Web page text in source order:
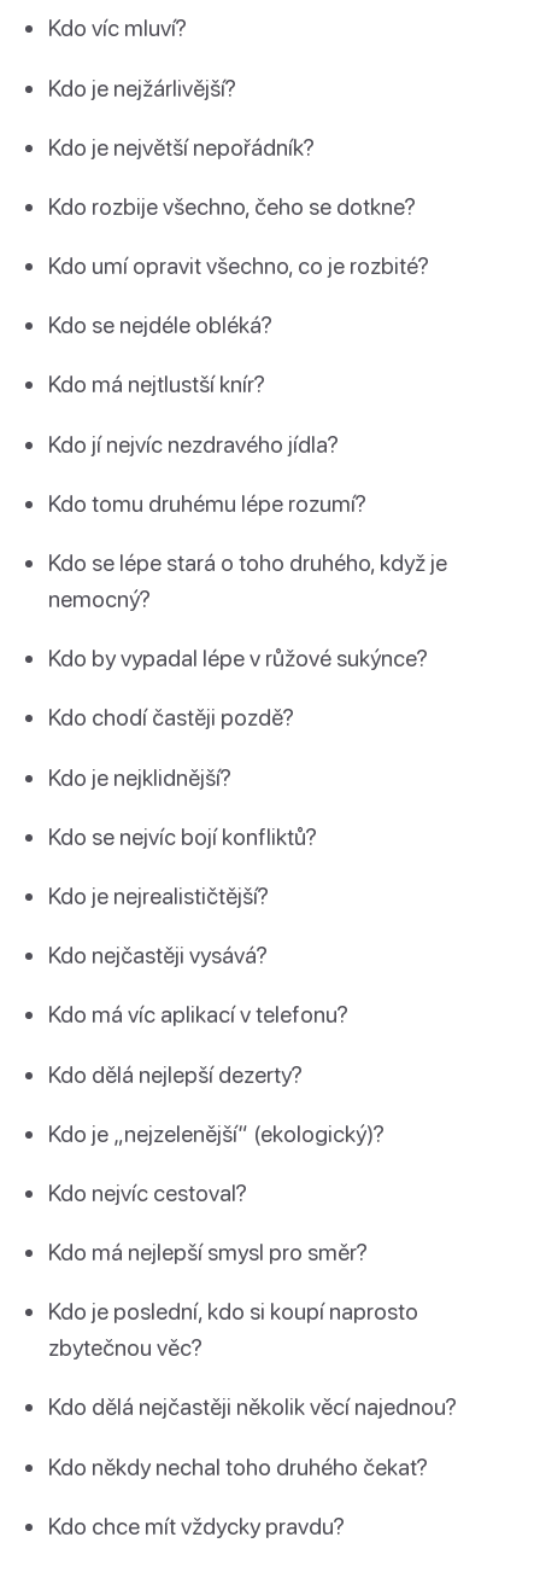
Kdo víc mluví?
Kdo je nejžárlivější?
Kdo je největší nepořádník?
Kdo rozbije všechno, čeho se dotkne?
Kdo umí opravit všechno, co je rozbité?
Kdo se nejdéle obléká?
Kdo má nejtlustší knír?
Kdo jí nejvíc nezdravého jídla?
Kdo tomu druhému lépe rozumí?
Kdo se lépe stará o toho druhého, když je
nemocný?
Kdo by vypadal lépe v růžové sukýnce?
Kdo chodí častěji pozdě?
Kdo je nejklidnější?
Kdo se nejvíc bojí konfliktů?
Kdo je nejrealističtější?
Kdo nejčastěji vysává?
Kdo má víc aplikací v telefonu?
Kdo dělá nejlepší dezerty?
Kdo je „nejzelenější“ (ekologický)?
Kdo nejvíc cestoval?
Kdo má nejlepší smysl pro směr?
Kdo je poslední, kdo si koupí naprosto
zbytečnou věc?
Kdo dělá nejčastěji několik věcí najednou?
Kdo někdy nechal toho druhého čekat?
Kdo chce mít vždycky pravdu?